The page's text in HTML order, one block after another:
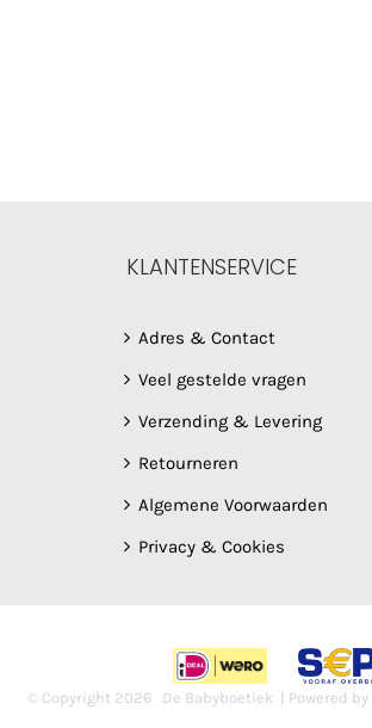
KLANTENSERVICE
Adres & Contact
Veel gestelde vragen
Verzending & Levering
Retourneren
Algemene Voorwaarden
Privacy & Cookies
© Copyright 2026 De Babyboetiek | Powered by